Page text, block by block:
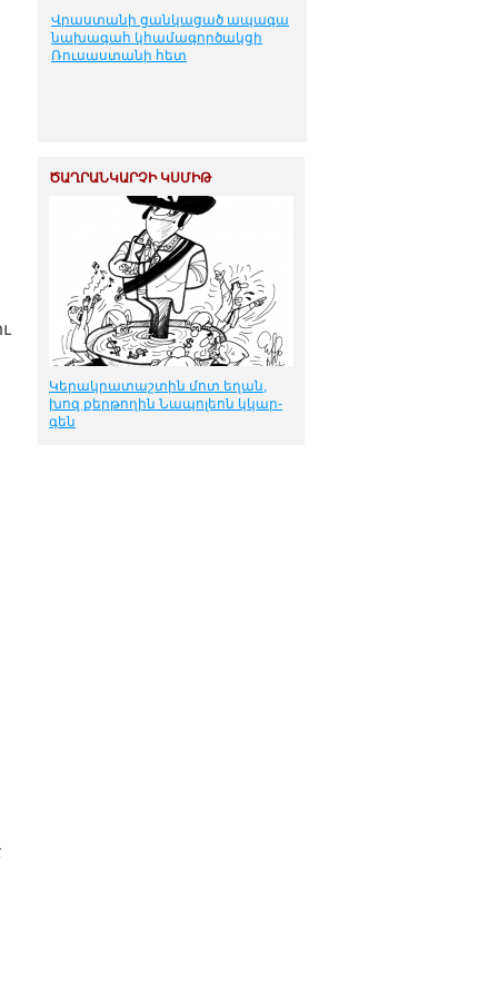
Վրաստանի ցանկացած ապագա
նախագահ կհամագործակցի
Ռուսաստանի հետ
ԾԱՂՐԱՆԿԱՐՉԻ ԿՍՄԻԹ
Կե­րակ­րա­տաշ­տին մոտ ե­ղան,
խոզ քեր­թո­ղին Նա­պո­լեոն կկար­
գեն